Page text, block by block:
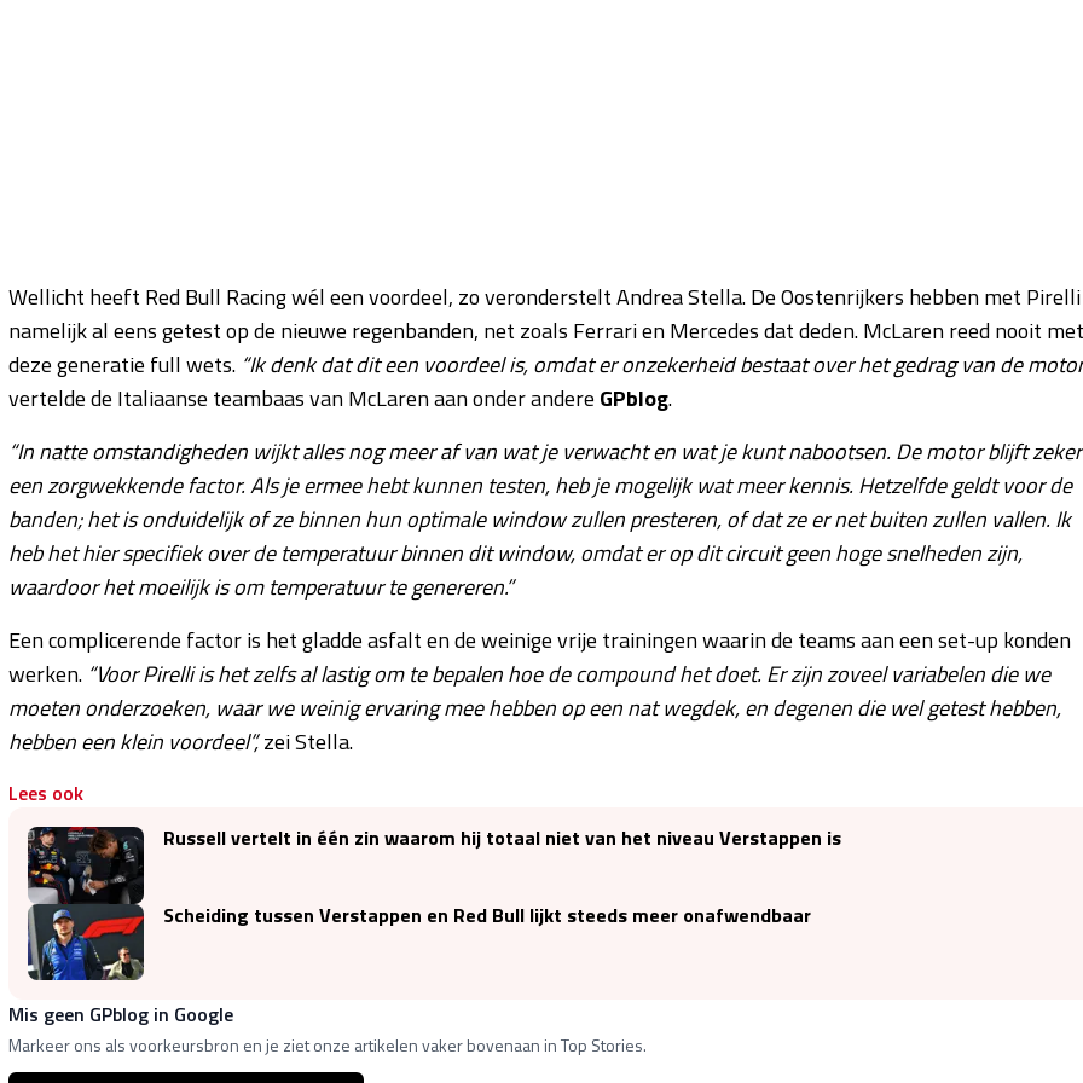
Wellicht heeft Red Bull Racing wél een voordeel, zo veronderstelt Andrea Stella. De Oostenrijkers hebben met Pirelli
namelijk al eens getest op de nieuwe regenbanden, net zoals Ferrari en Mercedes dat deden. McLaren reed nooit met
deze generatie full wets. “Ik denk dat dit een voordeel is, omdat er onzekerheid bestaat over het gedrag van de
vertelde de Italiaanse teambaas van McLaren aan onder andere GPblog.
“In natte omstandigheden wijkt alles nog meer af van wat je verwacht en wat je kunt nabootsen. De motor blijft zeker
een zorgwekkende factor. Als je ermee hebt kunnen testen, heb je mogelijk wat meer kennis. Hetzelfde geldt voor de
banden; het is onduidelijk of ze binnen hun optimale window zullen presteren, of dat ze er net buiten zullen vallen. Ik
heb het hier specifiek over de temperatuur binnen dit window, omdat er op dit circuit geen hoge snelheden zijn,
waardoor het moeilijk is om temperatuur te genereren.”
Een complicerende factor is het gladde asfalt en de weinige vrije trainingen waarin de teams aan een set-up konden
werken. “Voor Pirelli is het zelfs al lastig om te bepalen hoe de compound het doet. Er zijn zoveel variabelen die we
moeten onderzoeken, waar we weinig ervaring mee hebben op een nat wegdek, en degenen die wel getest hebben,
hebben een klein voordeel”,zei Stella.
Lees ook
Russell vertelt in één zin waarom hij totaal niet van het niveau Verstappen is
Scheiding tussen Verstappen en Red Bull lijkt steeds meer onafwendbaar
Mis geen GPblog in Google
Markeer ons als voorkeursbron en je ziet onze artikelen vaker bovenaan in Top Stories.